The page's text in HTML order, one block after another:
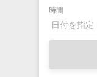
時間